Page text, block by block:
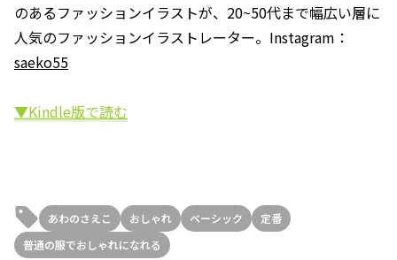
のあるファッションイラストが、20~50代まで幅広い層に
人気のファッションイラストレーター。Instagram：
saeko55
▼Kindle版で読む
あわのさえこ おしゃれ ベーシック
定番
普通の服でおしゃれになれる